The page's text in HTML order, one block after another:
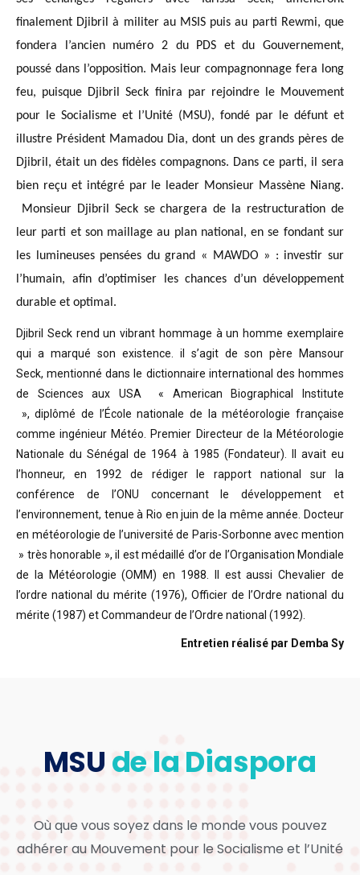
finalement Djibril à militer au MSIS puis au parti Rewmi, que
fondera l’ancien numéro 2 du PDS et du Gouvernement,
poussé dans l’opposition. Mais leur compagnonnage fera long
feu, puisque Djibril Seck finira par rejoindre le Mouvement
pour le Socialisme et l’Unité (MSU), fondé par le défunt et
illustre Président Mamadou Dia, dont un des grands pères de
Djibril, était un des fidèles compagnons. Dans ce parti, il sera
bien reçu et intégré par le leader Monsieur Massène Niang.
Monsieur Djibril Seck se chargera de la restructuration de
leur parti et son maillage au plan national, en se fondant sur
les lumineuses pensées du grand « MAWDO » : investir sur
l’humain, afin d’optimiser les chances d’un développement
durable et optimal.
Djibril Seck rend un vibrant hommage à un homme exemplaire
qui a marqué son existence. il s’agit de son père Mansour
Seck,mentionné dans le dictionnaire international des hommes
de Sciences aux USA « American Biographical Institute
», diplômé de l’École nationale de la météorologie française
comme ingénieur Météo. Premier Directeur de la Météorologie
Nationale du Sénégal de 1964 à 1985 (Fondateur). Il avait eu
l’honneur, en 1992 de rédiger le rapport national sur la
conférence de l’ONU concernant le développement et
l’environnement, tenue à Rio en juin de la même année.
Docteur
en météorologie de l’université de Paris-Sorbonne avec mention
» très honorable », il est médaillé d’or de l’Organisation Mondiale
de la Météorologie (OMM) en 1988. Il est aussi Chevalier de
l’ordre national du mérite (1976), Officier de l’Ordre national du
mérite (1987) et Commandeur de l’Ordre national (1992).
Entretien réalisé par Demba Sy
MSU de la Diaspora
Où que vous soyez dans le monde vous pouvez
adhérer au Mouvement pour le Socialisme et l’Unité